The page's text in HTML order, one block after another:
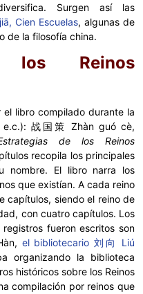
Surgen así las
Cien Escuelas, algunas de
de la filosofía china.
los Reinos
libro compilado durante la
战国策 Zhàn guó cè,
de los Reinos
recopila los principales
nombre. El libro narra los
que existían. A cada reino
capítulos, siendo el reino de
con cuatro capítulos. Los
fueron escritos son
el bibliotecario 刘向 Liú
organizando la biblioteca
históricos sobre los Reinos
compilación por reinos que